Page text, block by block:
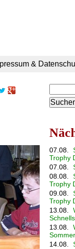
&
07.08.
Trophy
07.08.
08.08.
Trophy
09.08.
Trophy
13.08.
13.08.
Sommer
14.08.